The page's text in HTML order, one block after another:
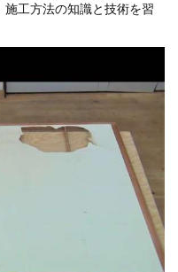
工方法の知識と技術を習